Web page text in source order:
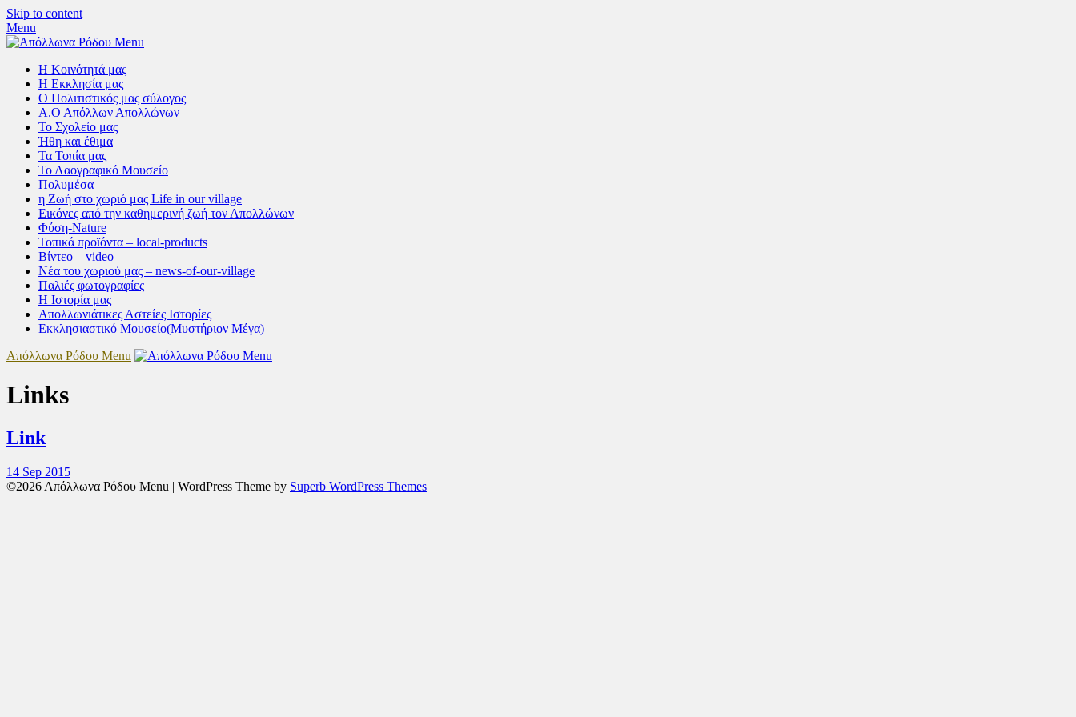
Skip to content
Menu
Η Κοινότητά μας
Η Εκκλησία μας
Ο Πολιτιστικός μας σύλογος
Α.Ο Απόλλων Απολλώνων
Το Σχολείο μας
Ήθη και έθιμα
Τα Τοπία μας
Το Λαογραφικό Μουσείο
Πολυμέσα
η Ζωή στο χωριό μας Life in our village
Εικόνες από την καθημερινή ζωή τον Απολλώνων
Φύση-Nature
Τοπικά προϊόντα – local-products
Βίντεο – video
Νέα του χωριού μας – news-of-our-village
Παλιές φωτογραφίες
Η Ιστορία μας
Απολλωνιάτικες Αστείες Ιστορίες
Εκκλησιαστικό Μουσείο(Μυστήριον Μέγα)
Απόλλωνα Ρόδου Menu
Links
Link
14 Sep 2015
©2026 Απόλλωνα Ρόδου Menu | WordPress Theme by Superb WordPress Themes